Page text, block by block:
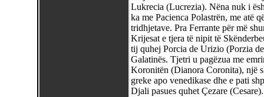
Lukrecia (Lucrezia). Nëna nuk i
ka me Pacienca Polastrën, me atë
tridhjetave. Pra Ferrante për më
Krijesat e tjera të nipit të
tij quhej Porcia de Urizio (Porzia
Galatinës. Tjetri u pagëzua me
Koronitën (Dianora Coronita), një
greke apo venedikase dhe e pati
Djali pasues quhet Çezare